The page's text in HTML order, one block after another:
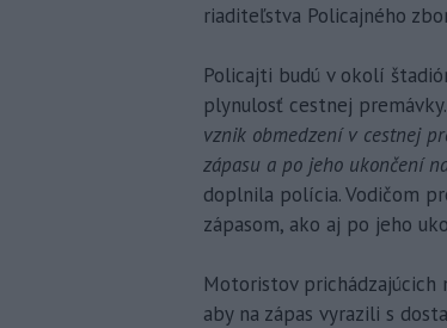
riaditeľstva Policajného
Policajti budú v okolí
plynulosť cestnej premávky.
vznik obmedzení v cestnej
zápasu a po jeho ukončení
doplnila polícia. Vodičom
zápasom, ako aj po jeho
Motoristov
aby na zápas vyrazili s